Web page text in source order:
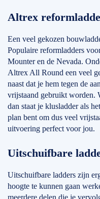
Altrex
Een veel gekozen
Populaire reformladders
Mounter en de Nevada.
Altrex All Round een veel
naast dat je hem tegen de
vrijstaand gebruikt worden.
dan staat je klusladder als
plan bent om dus veel
uitvoering perfect voor jou.
Uitschuifbare
Uitschuifbare ladders zijn
hoogte te kunnen gaan
meerdere delen die je